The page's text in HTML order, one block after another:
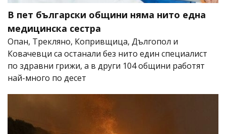
В пет български общини няма нито една
медицинска сестра
Опан, Трекляно, Копривщица, Дългопол и
Ковачевци са останали без нито един специалист
по здравни грижи, а в други 104 общини работят
най-много по десет